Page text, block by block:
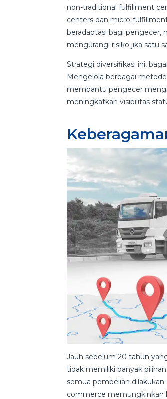
non-traditional fulfillment
centers dan micro-
beradaptasi bagi pengecer,
mengurangi risiko jika satu
Strategi diversifikasi ini,
Mengelola berbagai
membantu pengecer
meningkatkan visibilitas
Jauh sebelum 20 tahun
tidak memiliki banyak
semua pembelian
commerce memungkinkan